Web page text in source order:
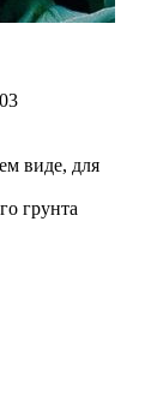
виде, для
грунта